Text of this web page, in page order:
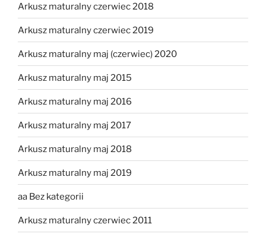
Arkusz maturalny czerwiec 2018
Arkusz maturalny czerwiec 2019
Arkusz maturalny maj (czerwiec) 2020
Arkusz maturalny maj 2015
Arkusz maturalny maj 2016
Arkusz maturalny maj 2017
Arkusz maturalny maj 2018
Arkusz maturalny maj 2019
aa Bez kategorii
Arkusz maturalny czerwiec 2011